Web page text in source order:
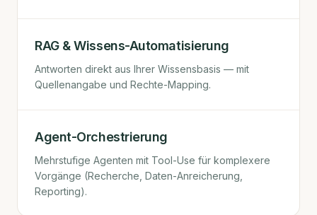
RAG & Wissens-Automatisierung
Antworten direkt aus Ihrer Wissensbasis — mit
Quellenangabe und Rechte-Mapping.
Agent-Orchestrierung
Mehrstufige Agenten mit Tool-Use für komplexere
Vorgänge (Recherche, Daten-Anreicherung,
Reporting).